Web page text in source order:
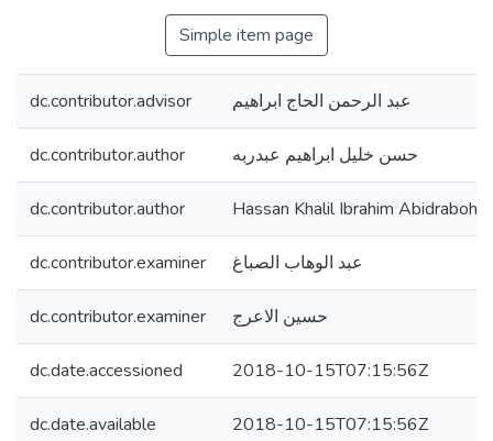
Simple item page
dc.contributor.advisor عبد الرحمن الحاج ابراهيم
dc.contributor.author حسن خليل ابراهيم عبدربه
dc.contributor.author Hassan Khalil Ibrahim Abidraboh
dc.contributor.examiner عبد الوهاب الصباغ
dc.contributor.examiner حسين الاعرج
dc.date.accessioned 2018-10-15T07:15:56Z
dc.date.available 2018-10-15T07:15:56Z